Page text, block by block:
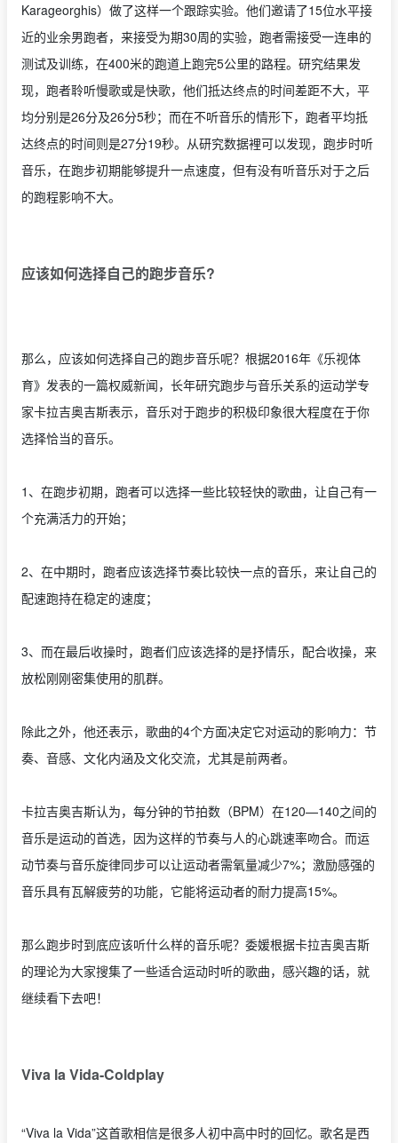
Karageorghis）做了这样一个跟踪实验。他们邀请了15位水平接
近的业余男跑者，来接受为期30周的实验，跑者需接受一连串的
测试及训练，在400米的跑道上跑完5公里的路程。研究结果发
现，跑者聆听慢歌或是快歌，他们抵达终点的时间差距不大，平
均分别是26分及26分5秒；而在不听音乐的情形下，跑者平均抵
达终点的时间则是27分19秒。从研究数据裡可以发现，跑步时听
音乐，在跑步初期能够提升一点速度，但有没有听音乐对于之后
的跑程影响不大。
应该如何选择自己的跑步音乐?
那么，应该如何选择自己的跑步音乐呢？根据2016年《乐视体
育》发表的一篇权威新闻，长年研究跑步与音乐关系的运动学专
家卡拉吉奥吉斯表示，音乐对于跑步的积极印象很大程度在于你
选择恰当的音乐。
1、在跑步初期，跑者可以选择一些比较轻快的歌曲，让自己有一
个充满活力的开始；
2、在中期时，跑者应该选择节奏比较快一点的音乐，来让自己的
配速跑持在稳定的速度；
3、而在最后收操时，跑者们应该选择的是抒情乐，配合收操，来
放松刚刚密集使用的肌群。
除此之外，他还表示，歌曲的4个方面决定它对运动的影响力：节
奏、音感、文化内涵及文化交流，尤其是前两者。
卡拉吉奥吉斯认为，每分钟的节拍数（BPM）在120—140之间的
音乐是运动的首选，因为这样的节奏与人的心跳速率吻合。而运
动节奏与音乐旋律同步可以让运动者需氧量减少7%；激励感强的
音乐具有瓦解疲劳的功能，它能将运动者的耐力提高15%。
那么跑步时到底应该听什么样的音乐呢？委媛根据卡拉吉奥吉斯
的理论为大家搜集了一些适合运动时听的歌曲，感兴趣的话，就
继续看下去吧！
Viva la Vida-Coldplay
“Viva la Vida”这首歌相信是很多人初中高中时的回忆。歌名是西